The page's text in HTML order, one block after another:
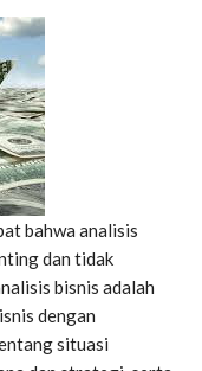
bahwa analisis
dan tidak
bisnis adalah
dengan
situasi